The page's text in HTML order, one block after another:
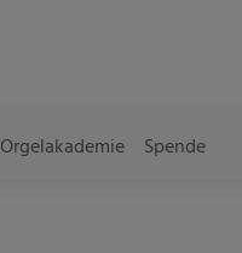
Orgelakademie Spende